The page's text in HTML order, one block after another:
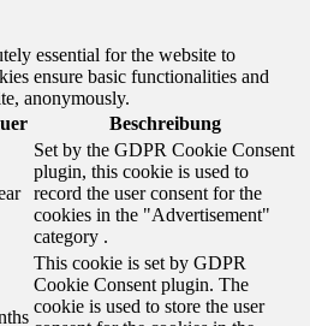
essential for the website to
ensure basic functionalities and
anonymously.
Beschreibung
Set by the GDPR Cookie Consent
plugin, this cookie is used to
record the user consent for the
cookies in the "Advertisement"
category .
This cookie is set by GDPR
Cookie Consent plugin. The
cookie is used to store the user